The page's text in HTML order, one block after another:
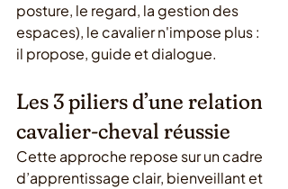
posture, le regard, la gestion des
espaces), le cavalier n'impose plus :
il propose, guide et dialogue.
Les 3 piliers d’une relation
cavalier-cheval réussie
Cette approche repose sur un cadre
d’apprentissage clair, bienveillant et